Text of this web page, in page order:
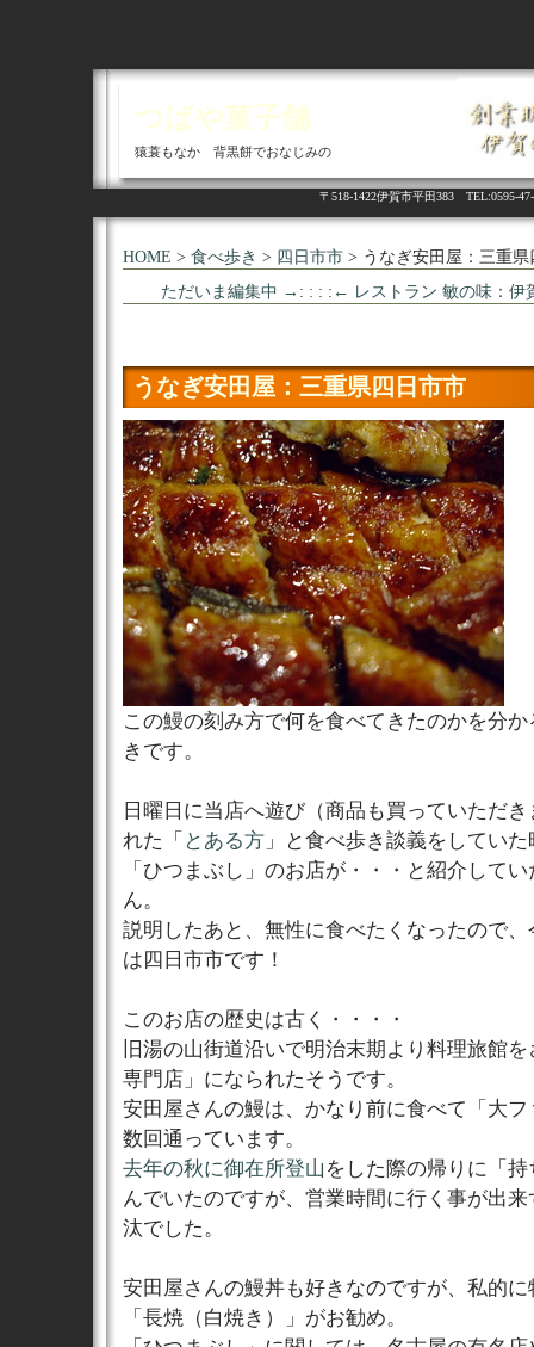
つばや菓子舗
猿蓑もなか 背黒餅でおなじみの
〒518-1422伊賀市平田383 TEL:0595-
HOME > 食べ歩き > 四日市市> うなぎ安田屋：三重県
ただいま編集中 → : : : : ← レストラン 敏の味：伊
うなぎ安田屋：三重県四日市市
この鰻の刻み方で何を食べてきたのかを分
きです。
日曜日に当店へ遊び（商品も買っていただ
れた「 とある方」と食べ歩き談義をしてい
「ひつまぶし」のお店が・・・と紹介して
ん。
説明したあと、無性に食べたくなったので
は四日市市です！
このお店の歴史は古く・・・・
旧湯の山街道沿いで明治末期より料理旅館
専門店」になられたそうです。
安田屋さんの鰻は、かなり前に食べて「大
数回通っています。
去年の秋に御在所登山 をした際の帰りに「
んでいたのですが、営業時間に行く事が出
汰でした。
安田屋さんの鰻丼も好きなのですが、私的
「長焼（白焼き）」がお勧め。